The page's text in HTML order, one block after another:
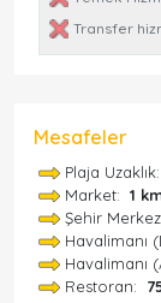
Transfer
Mesafeler
Plaja Uzaklık:
Market: 1
Şehir
Havalimanı
Havalimanı
Restoran: